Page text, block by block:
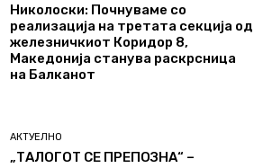
Николоски: Почнуваме со
реализација на третата секција од
железничкиот Коридор 8,
Македонија станува раскрсница
на Балканот
АКТУЕЛНО
„ТАЛОГОТ СЕ ПРЕПОЗНА“ –